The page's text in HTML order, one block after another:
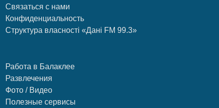
Связаться с нами
Конфиденциальность
Структура власності «Дані FM 99.3»
Работа в Балаклее
Развлечения
Фото / Видео
Полезные сервисы